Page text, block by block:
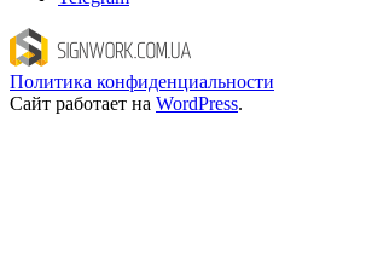
Политика конфиденциальности
Сайт работает на WordPress.